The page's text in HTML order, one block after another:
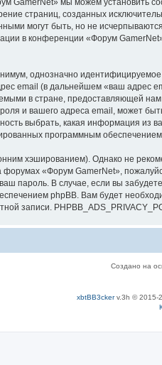
страниц, созданных
могут быть, но не
в конференции «Форум
однозначно
email (в дальнейшем «ваш адрес
в стране, предоставляющей
и вашего адреса email, может
выбрать, какая информация из
программным обеспечением
хэшированием). Однако не
«Форум GamerNet»,
пароль. В случае, если вы
phpBB. Вам будет
записи.
Создано на
xbtBB3ckerv.3h © 2015-